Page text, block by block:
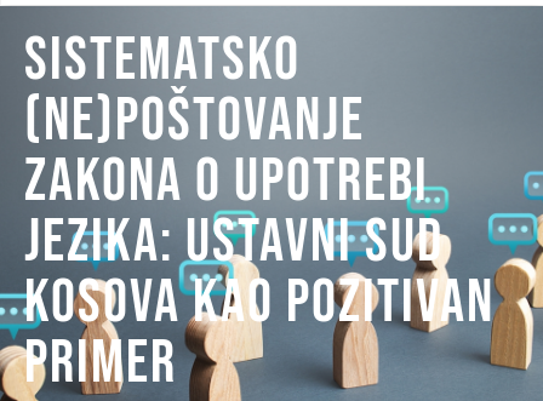
Sistematsko
(ne)poštovanje
Zakona o upotrebi
jezika: Ustavni sud
Kosova kao pozitivan
primer